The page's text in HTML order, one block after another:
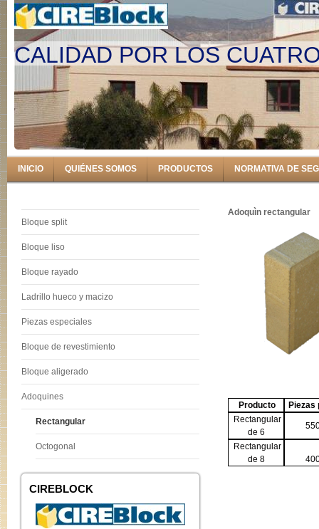
CALIDAD POR LOS
INICIO QUIÉNES SOMOS PRODUCTOS NORMATIVA DE
Bloque split
Bloque liso
Bloque rayado
Ladrillo hueco y macizo
Piezas especiales
Bloque de revestimiento
Bloque aligerado
Adoquines
Rectangular
Octogonal
CIREBLOCK
Adoquìn rectangular
Producto
Piezas
Rectangular
de 6
Rectangular
de 8